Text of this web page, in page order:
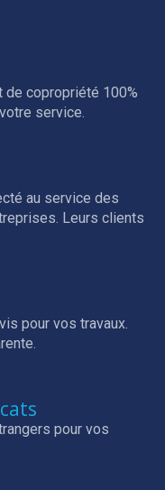
copropriété 100%
service.
au service des
Leurs clients
pour vos travaux.
pour vos